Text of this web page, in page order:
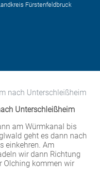
Fürstenfeldbruck
nach Unterschleißheim
Unterschleißheim
am Würmkanal bis
geht es dann nach
einkehren. Am
wir dann Richtung
Olching kommen wir